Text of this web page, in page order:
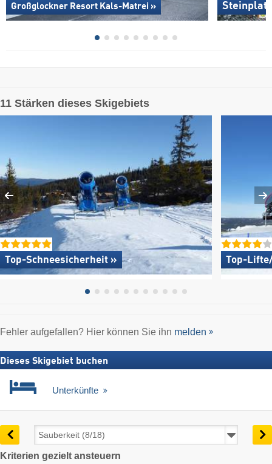
Großglockner Resort Kals-Matrei »
11 Stärken dieses Skigebiets
Top-Schneesicherheit » Top-
Fehler aufgefallen? Hier können Sie ihn melden
Dieses Skigebiet buchen
Unterkünfte
Kriterien gezielt ansteuern